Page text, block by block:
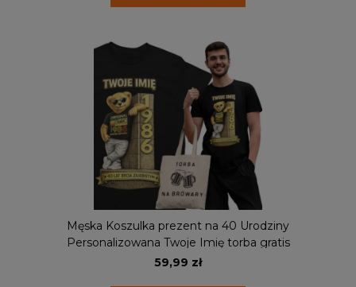
Męska Koszulka prezent na 40 Urodziny
Personalizowana Twoje Imię torba gratis
59,99 zł